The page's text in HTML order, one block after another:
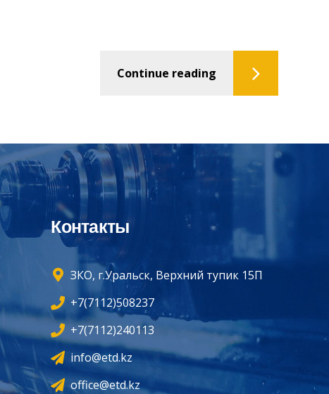
Continue reading
Контакты
ЗКО, г.Уральск, Верхний тупик 15П
+7(7112)508237
+7(7112)240113
info@etd.kz
office@etd.kz